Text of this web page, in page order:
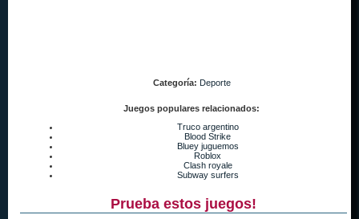
Categoría: Deporte
Juegos populares relacionados:
Truco argentino
Blood Strike
Bluey juguemos
Roblox
Clash royale
Subway surfers
Prueba estos juegos!